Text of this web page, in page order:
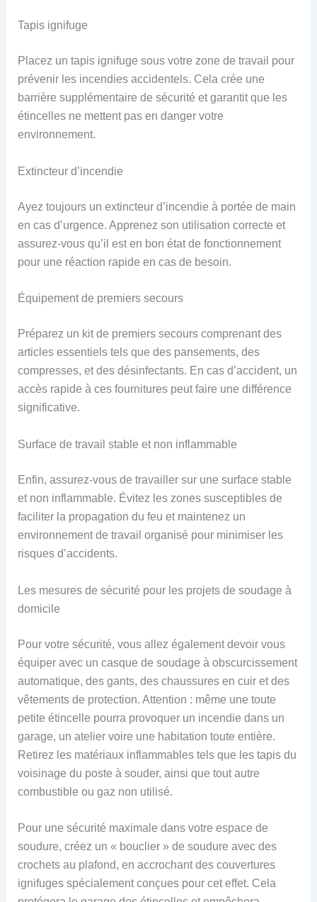
Tapis ignifuge
Placez un tapis ignifuge sous votre zone de travail pour
prévenir les incendies accidentels. Cela crée une
barrière supplémentaire de sécurité et garantit que les
étincelles ne mettent pas en danger votre
environnement.
Extincteur d’incendie
Ayez toujours un extincteur d’incendie à portée de main
en cas d’urgence. Apprenez son utilisation correcte et
assurez-vous qu’il est en bon état de fonctionnement
pour une réaction rapide en cas de besoin.
Équipement de premiers secours
Préparez un kit de premiers secours comprenant des
articles essentiels tels que des pansements, des
compresses, et des désinfectants. En cas d’accident, un
accès rapide à ces fournitures peut faire une différence
significative.
Surface de travail stable et non inflammable
Enfin, assurez-vous de travailler sur une surface stable
et non inflammable. Évitez les zones susceptibles de
faciliter la propagation du feu et maintenez un
environnement de travail organisé pour minimiser les
risques d’accidents.
Les mesures de sécurité pour les projets de soudage à
domicile
Pour votre sécurité, vous allez également devoir vous
équiper avec un casque de soudage à obscurcissement
automatique, des gants, des chaussures en cuir et des
vêtements de protection. Attention : même une toute
petite étincelle pourra provoquer un incendie dans un
garage, un atelier voire une habitation toute entière.
Retirez les matériaux inflammables tels que les tapis du
voisinage du poste à souder, ainsi que tout autre
combustible ou gaz non utilisé.
Pour une sécurité maximale dans votre espace de
soudure, créez un « bouclier » de soudure avec des
crochets au plafond, en accrochant des couvertures
ignifuges spécialement conçues pour cet effet. Cela